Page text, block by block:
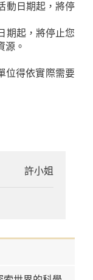
動日期起，將停
期起，將停止您
源。
位得依實際需要
許小姐